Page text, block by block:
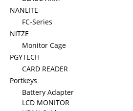
NANLITE
FC-Series
NITZE
Monitor Cage
PGYTECH
CARD READER
Portkeys
Battery Adapter
LCD MONITOR